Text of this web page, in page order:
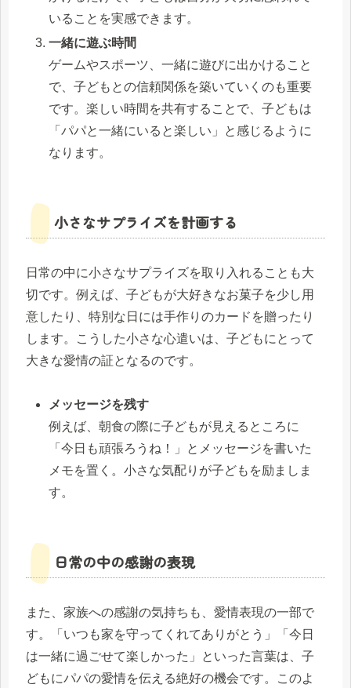
いることを実感できます。
一緒に遊ぶ時間
ゲームやスポーツ、一緒に遊びに出かけること
で、子どもとの信頼関係を築いていくのも重要
です。楽しい時間を共有することで、子どもは
「パパと一緒にいると楽しい」と感じるように
なります。
小さなサプライズを計画する
日常の中に小さなサプライズを取り入れることも大
切です。例えば、子どもが大好きなお菓子を少し用
意したり、特別な日には手作りのカードを贈ったり
します。こうした小さな心遣いは、子どもにとって
大きな愛情の証となるのです。
メッセージを残す
例えば、朝食の際に子どもが見えるところに
「今日も頑張ろうね！」とメッセージを書いた
メモを置く。小さな気配りが子どもを励ましま
す。
日常の中の感謝の表現
また、家族への感謝の気持ちも、愛情表現の一部で
す。「いつも家を守ってくれてありがとう」「今日
は一緒に過ごせて楽しかった」といった言葉は、子
どもにパパの愛情を伝える絶好の機会です。このよ